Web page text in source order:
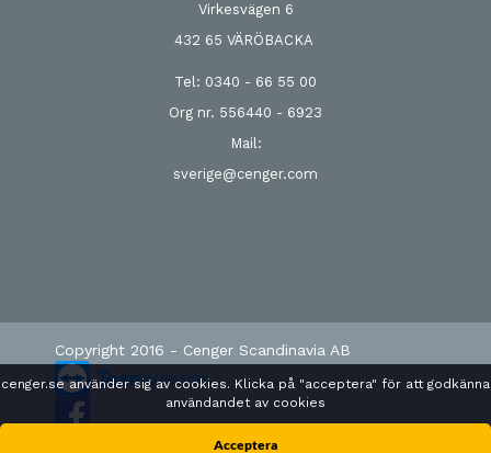
Virkesvägen 6
432 65 VÄRÖBACKA
Tel: 0340 - 66 55 00
Org nr. 556440 - 6923
Mail:
sverige@cenger.com
Copyright 2016 - Cenger Scandinavia AB
cenger.se använder sig av cookies. Klicka på "acceptera" för att godkänna
användandet av cookies
Acceptera